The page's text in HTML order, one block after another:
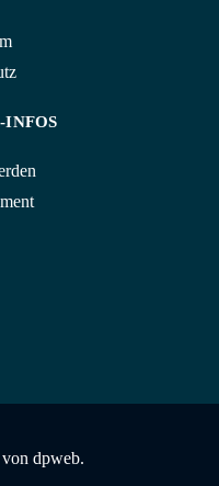
INFOS
dpweb.